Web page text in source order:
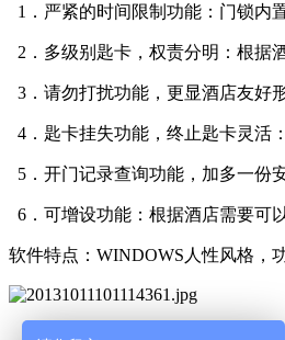
1．严紧的时间限制功能：门锁内
2．多级别匙卡，权责分明：根据
3．请勿打扰功能，更显酒店友好
4．匙卡挂失功能，终止匙卡灵活
5．开门记录查询功能，加多一份
6．可增设功能：根据酒店需要可
软件特点：WINDOWS人性风格，